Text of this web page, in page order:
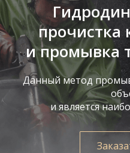
прочистка
и промывка
Данный метод
и является